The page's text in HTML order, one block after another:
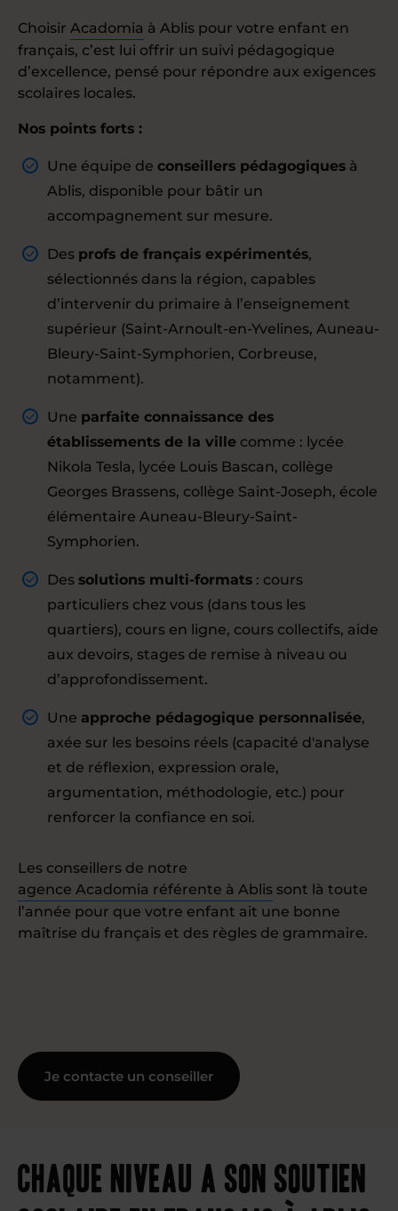
Choisir Acadomia à Ablis pour votre enfant en
français, c’est lui offrir un suivi pédagogique
d’excellence, pensé pour répondre aux exigences
scolaires locales.
Nos points forts :
Une équipe de conseillers pédagogiques à
Ablis, disponible pour bâtir un
accompagnement sur mesure.
Des profs de français expérimentés,
sélectionnés dans la région, capables
d’intervenir du primaire à l’enseignement
supérieur (Saint-Arnoult-en-Yvelines, Auneau-
Bleury-Saint-Symphorien, Corbreuse,
notamment).
Une parfaite connaissance des
établissements de la ville comme : lycée
Nikola Tesla, lycée Louis Bascan, collège
Georges Brassens, collège Saint-Joseph, école
élémentaire Auneau-Bleury-Saint-
Symphorien.
Des solutions multi-formats : cours
particuliers chez vous (dans tous les
quartiers), cours en ligne, cours collectifs, aide
aux devoirs, stages de remise à niveau ou
d’approfondissement.
Une approche pédagogique personnalisée,
axée sur les besoins réels (capacité d'analyse
et de réflexion, expression orale,
argumentation, méthodologie, etc.) pour
renforcer la confiance en soi.
Les conseillers de notre
agence Acadomia référente à Ablis sont là toute
l’année pour que votre enfant ait une bonne
maîtrise du français et des règles de grammaire.
Je contacte un conseiller
Chaque niveau a son soutien